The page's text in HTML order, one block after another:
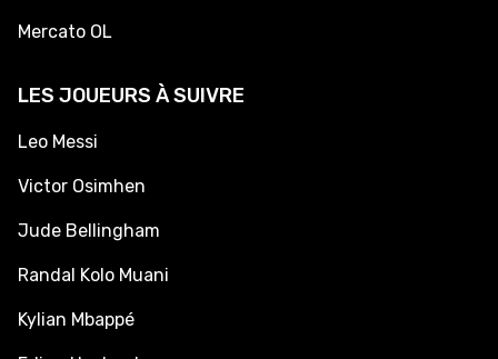
Mercato OL
LES JOUEURS À SUIVRE
Leo Messi
Victor Osimhen
Jude Bellingham
Randal Kolo Muani
Kylian Mbappé